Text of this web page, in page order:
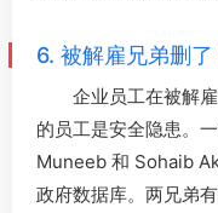
6. 被解雇兄弟删
企业员工在被解
的员工是安全隐患。
Muneeb 和 Sohaib
政府数据库。两兄弟